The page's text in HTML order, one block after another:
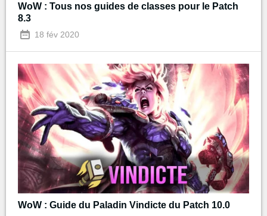
WoW : Tous nos guides de classes pour le Patch
8.3
18 fév 2020
WoW : Guide du Paladin Vindicte du Patch 10.0